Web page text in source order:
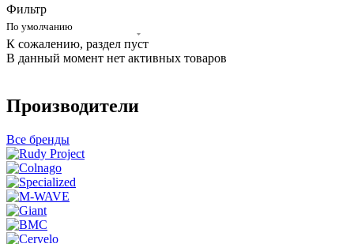
Фильтр
По умолчанию
К сожалению, раздел пуст
В данный момент нет активных товаров
Производители
Все бренды